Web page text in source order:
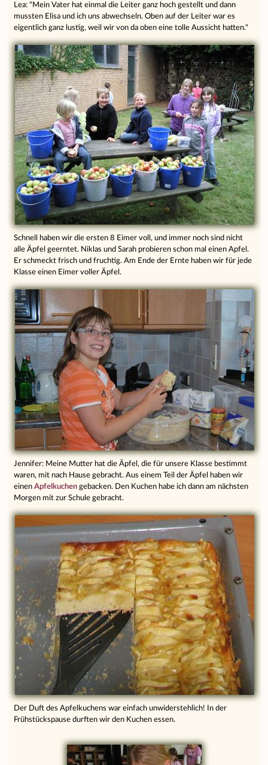
Lea: "Mein Vater hat einmal die Leiter ganz hoch gestellt und dann
mussten Elisa und ich uns abwechseln. Oben auf der Leiter war es
eigentlich ganz lustig, weil wir von da oben eine tolle Aussicht hatten."
Schnell haben wir die ersten 8 Eimer voll, und immer noch sind nicht
alle Äpfel geerntet. Niklas und Sarah probieren schon mal einen Apfel.
Er schmeckt frisch und fruchtig. Am Ende der Ernte haben wir für jede
Klasse einen Eimer voller Äpfel.
Jennifer: Meine Mutter hat die Äpfel, die für unsere Klasse bestimmt
waren, mit nach Hause gebracht. Aus einem Teil der Äpfel haben wir
einenApfelkuchen gebacken. Den Kuchen habe ich dann am nächsten
Morgen mit zur Schule gebracht.
Der Duft des Apfelkuchens war einfach unwiderstehlich! In der
Frühstückspause durften wir den Kuchen essen.